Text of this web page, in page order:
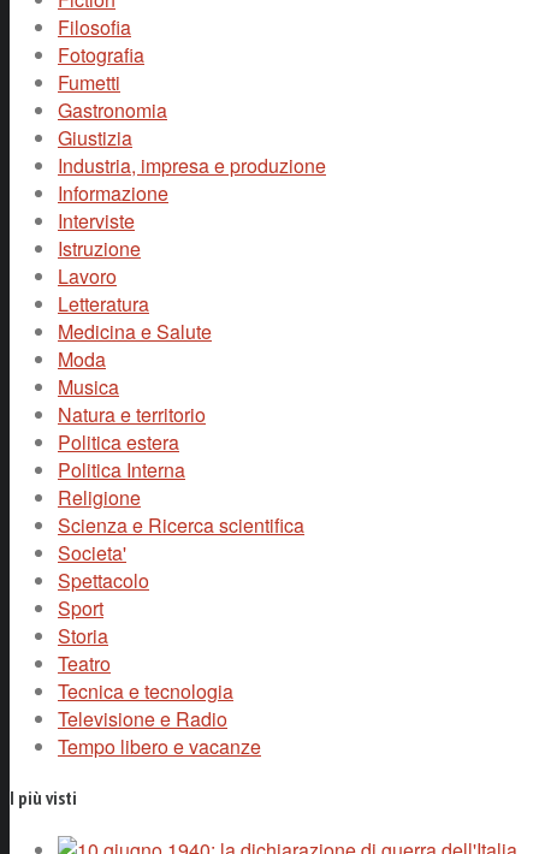
Filosofia
Fotografia
Fumetti
Gastronomia
Giustizia
Industria, impresa e produzione
Informazione
Interviste
Istruzione
Lavoro
Letteratura
Medicina e Salute
Moda
Musica
Natura e territorio
Politica estera
Politica Interna
Religione
Scienza e Ricerca scientifica
Societa'
Spettacolo
Sport
Storia
Teatro
Tecnica e tecnologia
Televisione e Radio
Tempo libero e vacanze
I più visti